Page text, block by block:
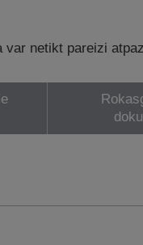
var netikt pareizi